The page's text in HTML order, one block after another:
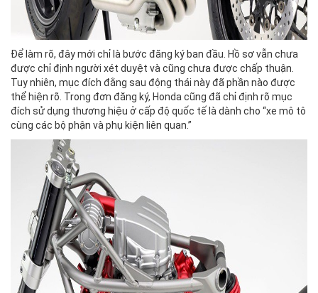
Để làm rõ, đây mới chỉ là bước đăng ký ban đầu. Hồ sơ vẫn chưa
được chỉ định người xét duyệt và cũng chưa được chấp thuận.
Tuy nhiên, mục đích đằng sau động thái này đã phần nào được
thể hiện rõ. Trong đơn đăng ký, Honda cũng đã chỉ định rõ mục
đích sử dụng thương hiệu ở cấp độ quốc tế là dành cho “xe mô tô
cùng các bộ phận và phụ kiện liên quan.”